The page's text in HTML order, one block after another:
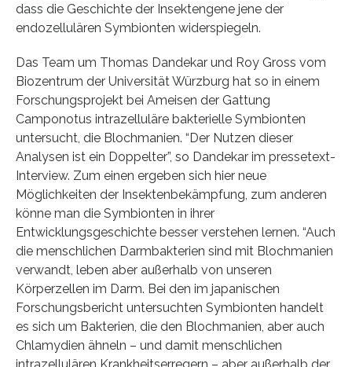
dass die Geschichte der Insektengene jene der
endozellulären Symbionten widerspiegeln.
Das Team um Thomas Dandekar und Roy Gross vom
Biozentrum der Universität Würzburg hat so in einem
Forschungsprojekt bei Ameisen der Gattung
Camponotus intrazelluläre bakterielle Symbionten
untersucht, die Blochmanien. “Der Nutzen dieser
Analysen ist ein Doppelter”, so Dandekar im pressetext-
Interview. Zum einen ergeben sich hier neue
Möglichkeiten der Insektenbekämpfung, zum anderen
könne man die Symbionten in ihrer
Entwicklungsgeschichte besser verstehen lernen. “Auch
die menschlichen Darmbakterien sind mit Blochmanien
verwandt, leben aber außerhalb von unseren
Körperzellen im Darm. Bei den im japanischen
Forschungsbericht untersuchten Symbionten handelt
es sich um Bakterien, die den Blochmanien, aber auch
Chlamydien ähneln – und damit menschlichen
intrazellulären Krankheitserregern – aber außerhalb der